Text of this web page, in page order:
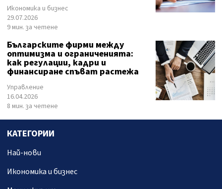
Икономика и бизнес
29.07.2026
9 мин. за четене
Българските фирми между
оптимизма и ограниченията:
как регулации, кадри и
финансиране спъват растежа
Управление
16.04.2026
8 мин. за четене
КАТЕГОРИИ
Най-нови
Икономика и бизнес